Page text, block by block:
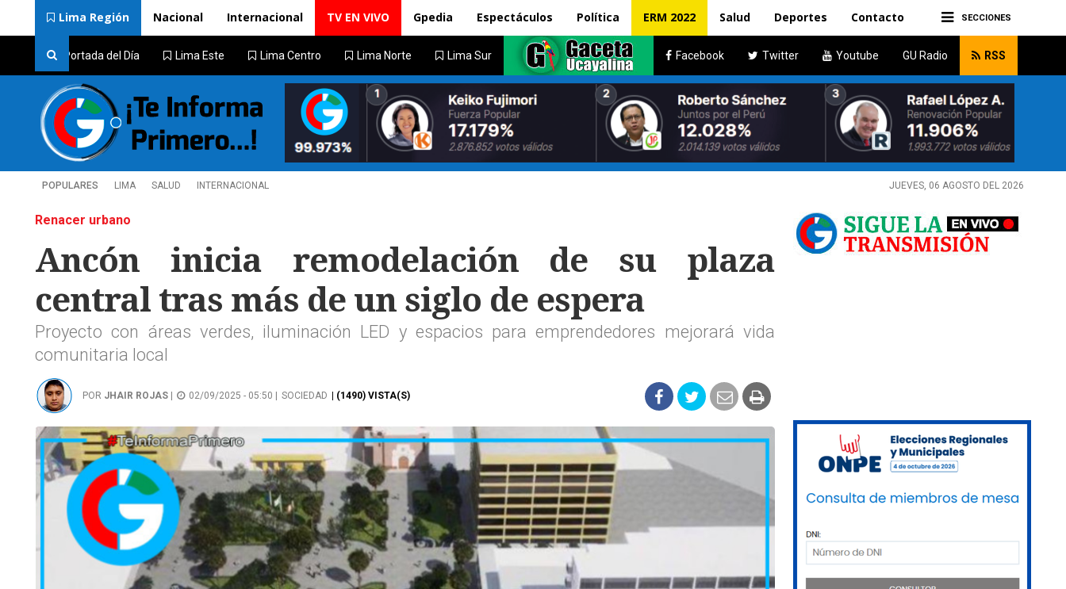
SECCIONES
Lima Región Nacional Internacional TV EN VIVO Gpedia Espectáculos Política ERM 2022 Salud Deportes Contacto
Portada del Día Lima Este Lima Centro Lima Norte Lima Sur Facebook Twitter Youtube GU Radio RSS
POPULARES LIMA SALUD INTERNACIONAL JUEVES, 06 AGOSTO DEL 2026
Renacer urbano
Ancón inicia remodelación de su plaza
central tras más de un siglo de espera
Proyecto con áreas verdes, iluminación LED y espacios para emprendedores mejorará vida
comunitaria local
POR JHAIR ROJAS 02/09/2025 - 05:50 | SOCIEDAD | (1490) VISTA(S)